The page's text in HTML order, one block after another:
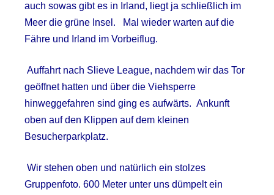
auch sowas gibt es in Irland, liegt ja schließlich im
Meer die grüne Insel.
Mal wieder warten auf die
Fähre und Irland im Vorbeiflug.
Auffahrt nach Slieve League, nachdem wir das Tor
geöffnet hatten und über die Viehsperre
hinweggefahren sind ging es aufwärts. Ankunft
oben auf den Klippen auf dem kleinen
Besucherparkplatz.
Wir stehen oben und natürlich ein stolzes
Gruppenfoto. 600 Meter unter uns dümpelt ein